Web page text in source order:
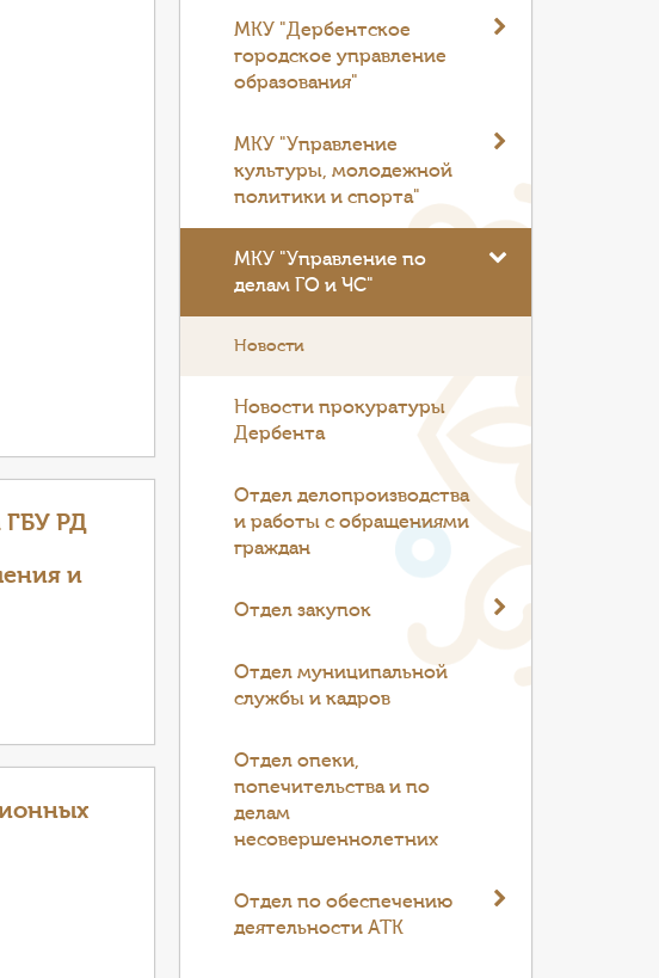
ГБУ РД
и
МКУ "Дербентское
городское управление
образования"
МКУ "Управление
культуры, молодежной
политики и спорта"
МКУ "Управление по
делам ГО и ЧС"
Новости
Новости прокуратуры
Дербента
Отдел делопроизводства
и работы с обращениями
граждан
Отдел закупок
Отдел муниципальной
службы и кадров
Отдел опеки,
попечительства и по
делам
несовершеннолетних
Отдел по обеспечению
деятельности АТК